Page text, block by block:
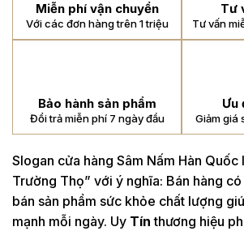
Miễn phí vận chuyển
Với các đơn hàng trên 1 triệu
Tư
Tư vấn
Bảo hành sản phẩm
Đổi trả miễn phí 7 ngày đầu
Ưu
Giảm giá
Slogan cửa hàng Sâm Nấm Hàn Quốc
Trường Thọ” với ý nghĩa: Bán hàng có
bán sản phẩm sức khỏe chất lượng
mạnh mỗi ngày. Uy Tín thương hiệu